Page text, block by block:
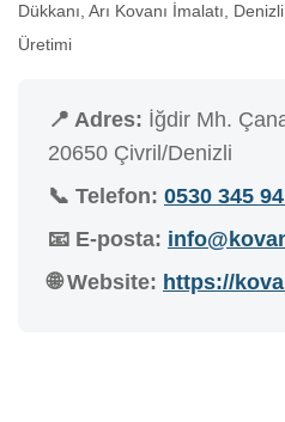
Dükkanı, Arı Kovanı İmalatı,
Üretimi
📍 Adres: İğdir Mh.
20650 Çivril/Denizli
📞 Telefon: 0530 345
📧 E-posta:
🌐 Website: https://